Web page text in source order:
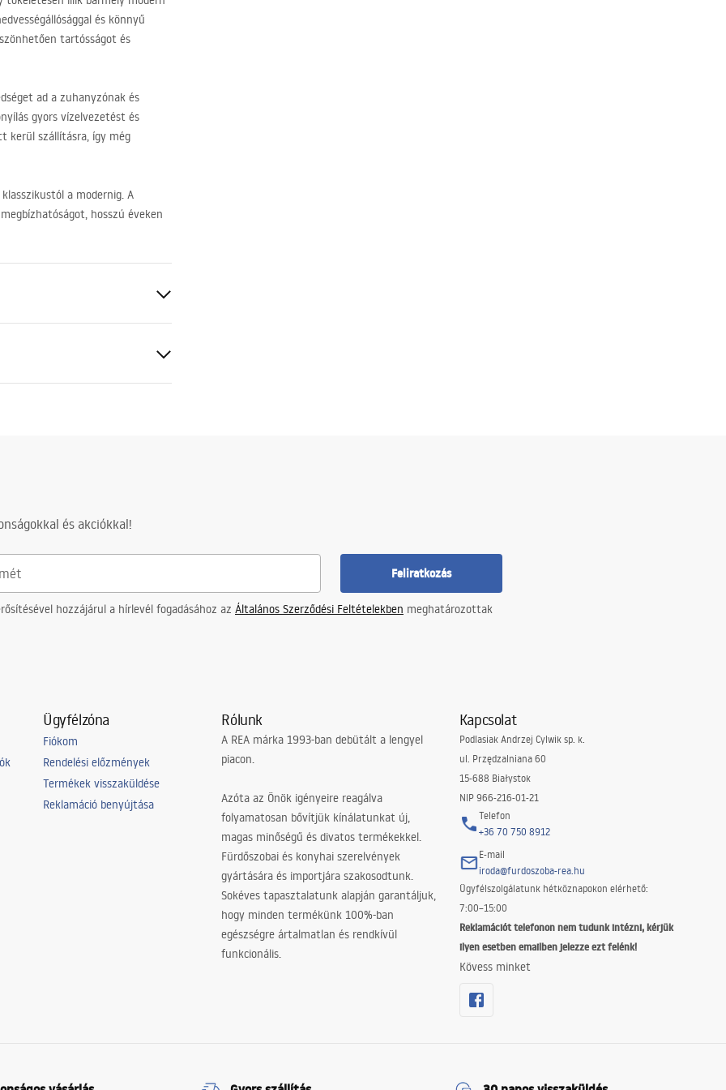
és könnyű
tartósságot és
ad a zuhanyzónak és
gyors vízelvezetést és
kerül szállításra, így még
a modernig. A
hosszú éveken
és akciókkal!
Feliratkozás
hozzájárul a hírlevél fogadásához az Általános Szerződési Feltételekben meghatározottak
Ügyfélzóna
Fiókom
Rendelési előzmények
Termékek visszaküldése
Reklamáció benyújtása
Rólunk
A REA márka 1993-ban debütált a lengyel
piacon.
Azóta az Önök igényeire reagálva
folyamatosan bővítjük kínálatunkat új,
magas minőségű és divatos termékekkel.
Fürdőszobai és konyhai szerelvények
gyártására és importjára szakosodtunk.
Sokéves tapasztalatunk alapján garantáljuk,
hogy minden termékünk 100%-ban
egészségre ártalmatlan és rendkívül
funkcionális.
Kapcsolat
Podlasiak Andrzej Cylwik sp. k.
ul. Przędzalniana 60
15-688 Białystok
NIP 966-216-01-21
Telefon
+36 70 750 8912
E-mail
iroda@furdoszoba-rea.hu
Ügyfélszolgálatunk hétköznapokon elérhető:
7:00–15:00
Reklamációt telefonon nem tudunk intézni, kérjük
ilyen esetben emailben jelezze ezt felénk!
Kövess minket